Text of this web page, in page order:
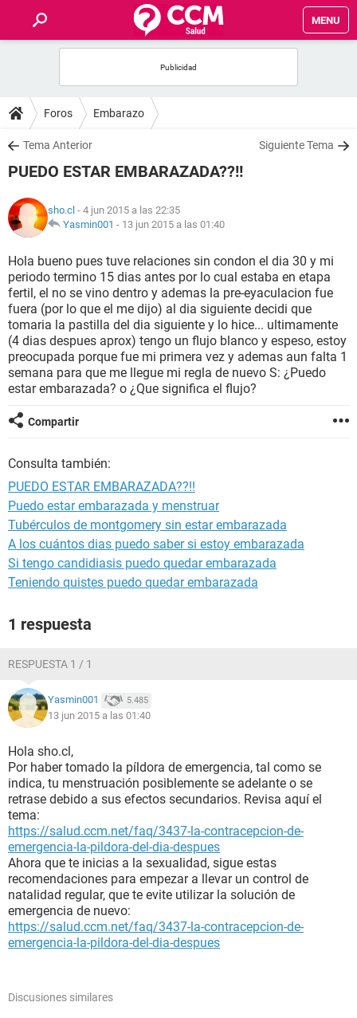
MENU
FOROS
SALUD
NUTRICIÓN
BIENESTAR
SEXUALIDAD
GLOSARIO
Foros Embarazo
Tema Anterior Siguiente Tema
PUEDO ESTAR EMBARAZADA??!!
sho.cl - 4 jun 2015 a las 22:35
Yasmin001 - 13 jun 2015 a las 01:40
Hola bueno pues tuve relaciones sin condon el dia 30 y mi
periodo termino 15 dias antes por lo cual estaba en etapa
fertil, el no se vino dentro y ademas la pre-eyaculacion fue
fuera (por lo que el me dijo) al dia siguiente decidi que
tomaria la pastilla del dia siguiente y lo hice... ultimamente
(4 dias despues aprox) tengo un flujo blanco y espeso, estoy
preocupada porque fue mi primera vez y ademas aun falta 1
semana para que me llegue mi regla de nuevo S: ¿Puedo
estar embarazada? o ¿Que significa el flujo?
Compartir
Consulta también:
PUEDO ESTAR EMBARAZADA??!!
Puedo estar embarazada y menstruar
Tubérculos de montgomery sin estar embarazada
A los cuántos dias puedo saber si estoy embarazada
Si tengo candidiasis puedo quedar embarazada
Teniendo quistes puedo quedar embarazada
1 respuesta
RESPUESTA 1 / 1
Yasmin001 5.485
13 jun 2015 a las 01:40
Hola sho.cl,
Por haber tomado la píldora de emergencia, tal como se
indica, tu menstruación posiblemente se adelante o se
retrase debido a sus efectos secundarios. Revisa aquí el
tema:
https://salud.ccm.net/faq/3437-la-contracepcion-de-
emergencia-la-pildora-del-dia-despues
Ahora que te inicias a la sexualidad, sigue estas
recomendaciones para empezar a llevar un control de
natalidad regular, que te evite utilizar la solución de
emergencia de nuevo:
https://salud.ccm.net/faq/3437-la-contracepcion-de-
emergencia-la-pildora-del-dia-despues
Discusiones similares